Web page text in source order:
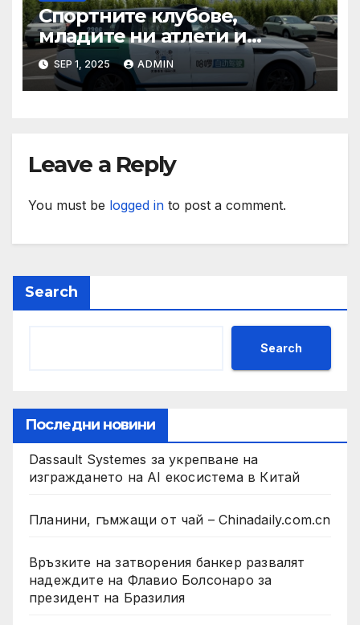
Спортните клубове,
младите ни атлети и
техните треньори имат
нужда от нашата подкрепа
и ние ще им я осигурим
SEP 1, 2025 ADMIN
Leave a Reply
You must be logged in to post a comment.
Search
Search
Последни новини
Dassault Systemes за укрепване на
изграждането на AI екосистема в Китай
Планини, гъмжащи от чай – Chinadaily.com.cn
Връзките на затворения банкер развалят
надеждите на Флавио Болсонаро за
президент на Бразилия